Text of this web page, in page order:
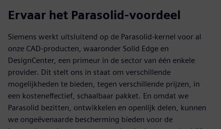
Ervaar het Parasolid-voordeel
Siemens werkt uitsluitend op de Parasolid-kernel voor al
onze CAD-producten, waaronder Solid Edge en
DesignCenter, een primeur in de sector van één enkele
provider. Dit stelt ons in staat om verschillende
mogelijkheden te bieden, tegen verschillende prijzen, in
een kosteneffectief, schaalbaar pakket. En omdat we
Parasolid bezitten, ontwikkelen en openlijk delen, kunnen
we ongeëvenaarde bescherming bieden voor de